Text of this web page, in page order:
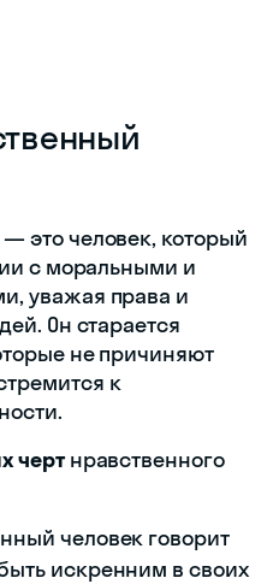
это человек, который
с моральными и
уважая права и
Он старается
не причиняют
к
чертнравственного
человек говорит
искренним в своих